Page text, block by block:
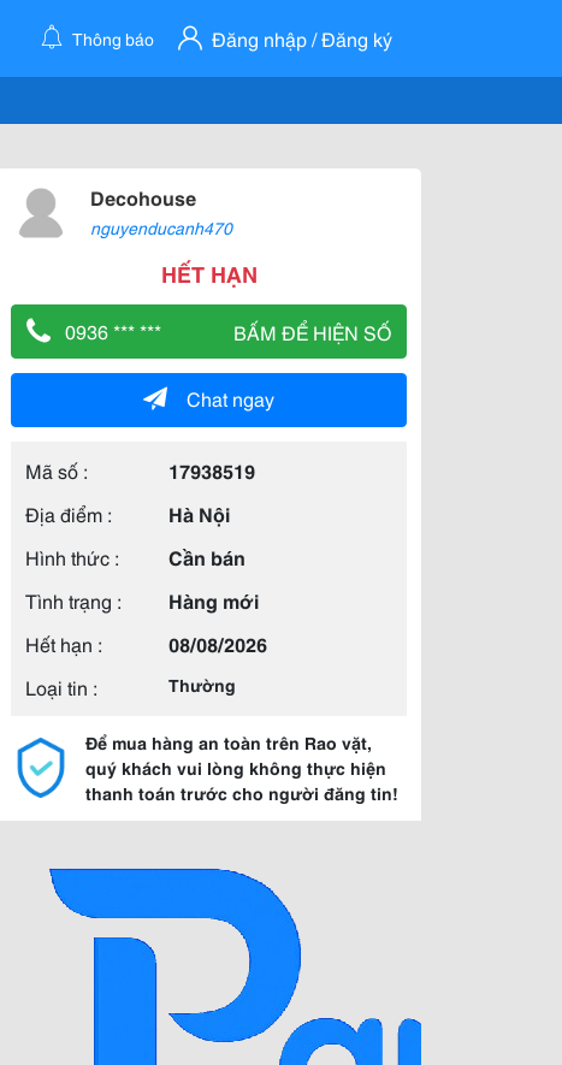
Thông báo Đăng nhập / Đăng ký
Decohouse
nguyenducanh470
HẾT HẠN
0936 *** *** BẤM ĐỂ HIỆN SỐ
Chat ngay
Mã số :
17938519
Địa điểm :
Hà Nội
Hình thức :
Cần bán
Tình trạng :
Hàng mới
Hết hạn :
08/08/2026
Loại tin :
Thường
Để mua hàng an toàn trên Rao vặt,
quý khách vui lòng không thực hiện
thanh toán trước cho người đăng tin!